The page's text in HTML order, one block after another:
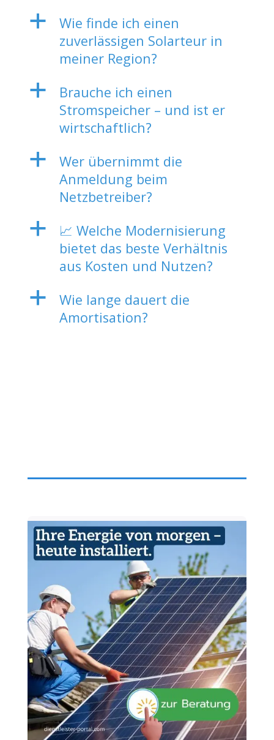
a
Wie finde ich einen
zuverlässigen Solarteur in
meiner Region?
a
Brauche ich einen
Stromspeicher – und ist er
wirtschaftlich?
a
Wer übernimmt die
Anmeldung beim
Netzbetreiber?
a
📈 Welche Modernisierung
bietet das beste Verhältnis
aus Kosten und Nutzen?
a
Wie lange dauert die
Amortisation?